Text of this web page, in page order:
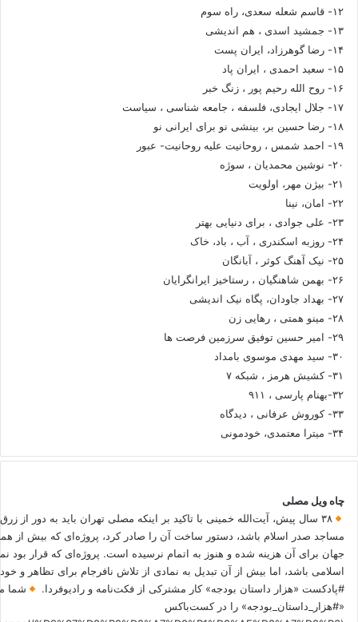
۱۲- قاسم شعله سعدی، راه سوم
۱۳- جمشید اسدی ، هم اندیشی
۱۴- رضا گوهرزاد، ایران پست
۱۵- سعید احمدی ، ایران پاد
۱۶- روح الله رحیم پور ، زنگ خبر
۱۷- جلال ایجادی، فلسفه ، جامعه شناسی ، سیاست
۱۸- رضا حسین بر، بینشی نو برای ایرانی نو
۱۹- احمد شمس ، روحانیت علیه روحانیت- عبور
۲۰- نوشین محمدیان ، سوژه
۲۱- بیژن مهر، اولویت
۲۲- امان، نینا
۲۳- علی جوادی ، برای دنیایی بهتر
۲۴- روزبه اسکندری ، آب ، باد، خاک
۲۵- نیک آهنگ کوثر ، آبانگان
۲۶- بهمن شاهنگیان ، رستاخیز ایرانگرایان
۲۷- بهداد جاودان، پگاه نیک اندیشی
۲۸- مینو همتی ، رهایی زن
۲۹- امیر حسین توفیق سرزمین فرصت ها
۳۰- سید مهدی موسوی بامداد
۳۱- کشیش هرمز ، شبکه ۷
۳۲-بهنام پارسی ، ۹۱۱
۳۳- کوروش عرفانی ، دیدگاه
۳۴- میترا معتمدی، خودمونی
چاه ویل مصلی
۳۸ سال پیش، آیت‌الله خمینی با تاکید بر اینکه مصلی تهران باید به دور از
مساجد صدر اسلام باشد، دستور ساخت آن را صادر کرد، پروژه‌ای که بیش از
جهان برای آن هزینه شده و هنوز به اتمام نرسیده است. پروژه‌ای که قرار بود
اسلامی باشد، اما بیش از آن تبدیل به نمادی از تلاش نافرجام برای تظاهر و
#پادکست «هزار داستان بودجه» کار مشترکی از فکت‌نامه و رادیوفردا.
شما
«#هزار_داستان_بودجه» را در کست‌باکس